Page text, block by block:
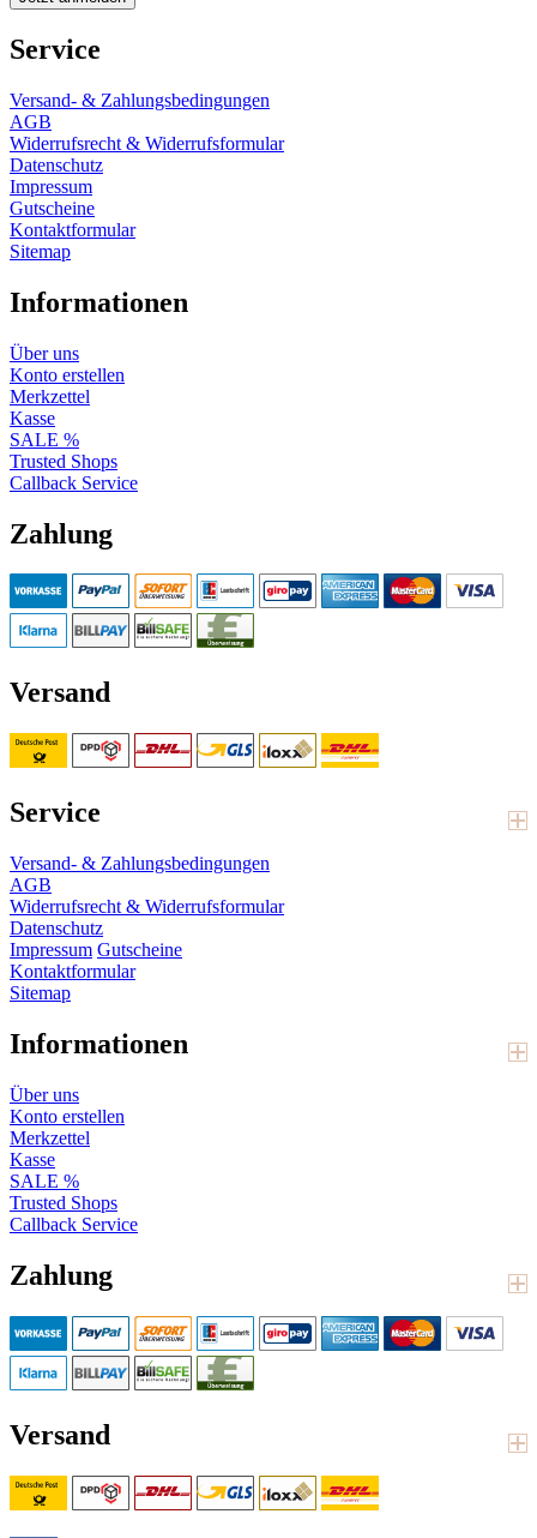
Service
Versand- & Zahlungsbedingungen
AGB
Widerrufsrecht & Widerrufsformular
Datenschutz
Impressum
Gutscheine
Kontaktformular
Sitemap
Informationen
Über uns
Konto erstellen
Merkzettel
Kasse
SALE %
Trusted Shops
Callback Service
Zahlung
Versand
Service
Versand- & Zahlungsbedingungen
AGB
Widerrufsrecht & Widerrufsformular
Datenschutz
Impressum Gutscheine
Kontaktformular
Sitemap
Informationen
Über uns
Konto erstellen
Merkzettel
Kasse
SALE %
Trusted Shops
Callback Service
Zahlung
Versand